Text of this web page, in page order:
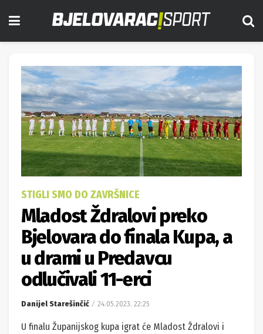
STIGLI SMO DO ZAVRŠNICE
Mladost Ždralovi preko
Bjelovara do finala Kupa, a
u drami u Predavcu
odlučivali 11-erci
Danijel Starešinčić 24.05.2023. 22:25
U finalu Županijskog kupa igrat će Mladost Ždralovi i